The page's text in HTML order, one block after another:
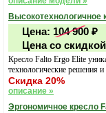
Высокотехнологичное
Цена: 104 900 ₽
Цена со
Кресло Falto Ergo Elite
технологические решения
Скидка 20%
описание »
Эргономичное кресло